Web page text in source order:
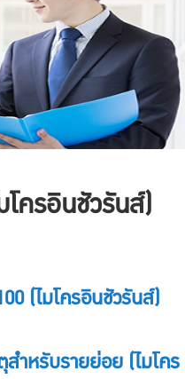
ครอินชัวรันส์)
(ไมโครอินชัวรันส์)
ำหรับรายย่อย (ไมโคร